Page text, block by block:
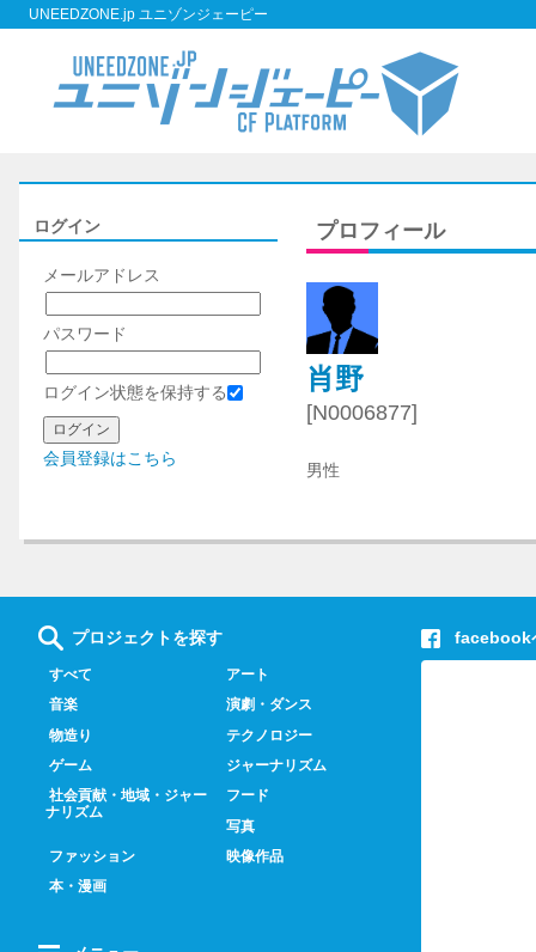
UNEEDZONE.jp ユニゾンジェーピー
プロフィール
肖野
[N0006877]
男性
ログイン
メールアドレス
パスワード
ログイン状態を保持する
会員登録はこちら
プロジェクトを探す
すべて
アート
音楽
演劇・ダンス
物造り
テクノロジー
ゲーム
ジャーナリズム
社会貢献・地域・ジャー
ナリズム
フード
写真
ファッション
映像作品
本・漫画
facebook